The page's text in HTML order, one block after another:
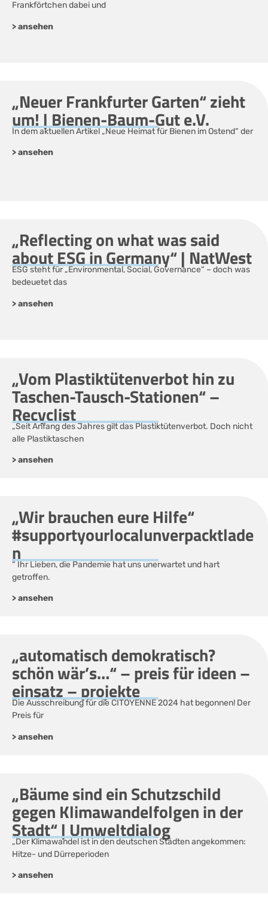
Frankförtchen dabei und
> ansehen
„Neuer Frankfurter Garten“ zieht
um! | Bienen-Baum-Gut e.V.
In dem aktuellen Artikel „Neue Heimat für Bienen im Ostend“ der
> ansehen
„Reflecting on what was said
about ESG in Germany“ | NatWest
ESG steht für „Environmental, Social, Governance“ – doch was
bedeuetet das
> ansehen
„Vom Plastiktütenverbot hin zu
Taschen-Tausch-Stationen“ –
Recyclist
„Seit Anfang des Jahres gilt das Plastiktütenverbot. Doch nicht
alle Plastiktaschen
> ansehen
„Wir brauchen eure Hilfe“
#supportyourlocalunverpacktlade
n
“ Ihr Lieben, die Pandemie hat uns unerwartet und hart
getroffen.
> ansehen
„automatisch demokratisch?
schön wär’s…“ – preis für ideen –
einsatz – projekte
Die Ausschreibung für die CITOYENNE 2024 hat begonnen! Der
Preis für
> ansehen
„Bäume sind ein Schutzschild
gegen Klimawandelfolgen in der
Stadt“ | Umweltdialog
„Der Klimawandel ist in den deutschen Städten angekommen:
Hitze- und Dürreperioden
> ansehen